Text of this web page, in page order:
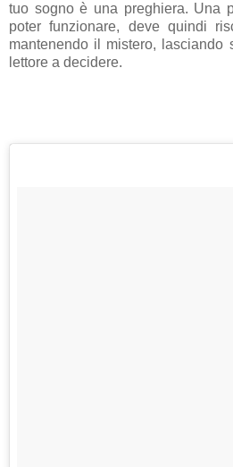
tuo sogno è una preghiera. Una
poter funzionare, deve quindi
mantenendo il mistero, lasciando
lettore a decidere.